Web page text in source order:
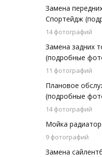
Замена
Спортейдж
14 фотографий
Замена задних
(подробные
11 фотографий
Плановое
(подробные
14 фотографий
Мойка
9 фотографий
Замена